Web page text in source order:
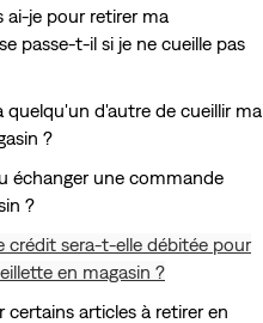
je pour retirer ma
passe-t-il si je ne cueille pas
quelqu'un d'autre de cueillir ma
?
échanger une commande
?
crédit sera-t-elle débitée pour
en magasin ?
certains articles à retirer en